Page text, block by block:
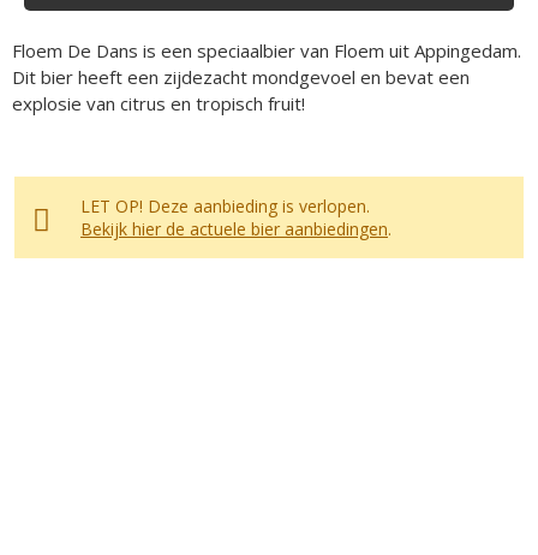
Floem De Dans is een speciaalbier van Floem uit Appingedam.
Dit bier heeft een zijdezacht mondgevoel en bevat een
explosie van citrus en tropisch fruit!
LET OP! Deze aanbieding is verlopen.
Bekijk hier de actuele bier aanbiedingen.